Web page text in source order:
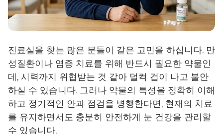
진료실을 찾는 많은 분들이 같은 고민을 하십니다. 만
성질환이나 염증 치료를 위해 반드시 필요한 약물인
데, 시력까지 위협받는 것 같아 덜컥 겁이 나고 불안
하실 수 있습니다. 그러나 약물의 특성을 정확히 이해
하고 정기적인 안과 점검을 병행한다면, 현재의 치료
를 유지하면서도 충분히 안전하게 눈 건강을 관리할
수 있습니다.